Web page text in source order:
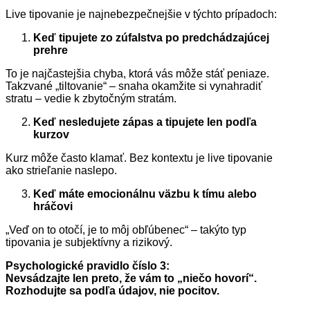
Live tipovanie je najnebezpečnejšie v týchto prípadoch:
Keď tipujete zo zúfalstva po predchádzajúcej
prehre
To je najčastejšia chyba, ktorá vás môže stáť peniaze.
Takzvané „tiltovanie“ – snaha okamžite si vynahradiť
stratu – vedie k zbytočným stratám.
Keď nesledujete zápas a tipujete len podľa
kurzov
Kurz môže často klamať. Bez kontextu je live tipovanie
ako strieľanie naslepo.
Keď máte emocionálnu väzbu k tímu alebo
hráčovi
„Veď on to otočí, je to môj obľúbenec“ – takýto typ
tipovania je subjektívny a rizikový.
Psychologické pravidlo číslo 3:
Nevsádzajte len preto, že vám to „niečo hovorí“.
Rozhodujte sa podľa údajov, nie pocitov.